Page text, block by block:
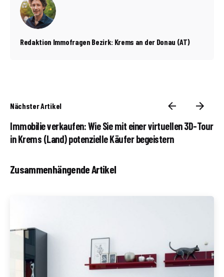
Redaktion Immofragen Bezirk: Krems an der Donau (AT)
Nächster Artikel
Immobilie verkaufen: Wie Sie mit einer virtuellen 3D-Tour
in Krems (Land) potenzielle Käufer begeistern
Zusammenhängende Artikel